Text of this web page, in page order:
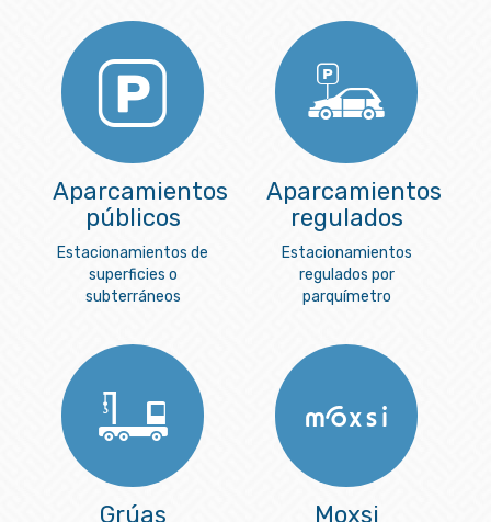
Aparcamientos
públicos
Estacionamientos de
superficies o
subterráneos
Aparcamientos
regulados
Estacionamientos
regulados por
parquímetro
Grúas Moxsi